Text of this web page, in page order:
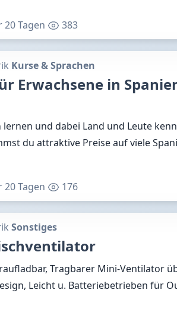
20 Tagen 383
Kurse & Sprachen
Erwachsene in
und dabei Land und Leute
du attraktive Preise auf viele
20 Tagen 176
Sonstiges
Tragbarer Mini-Ventilator
Leicht u. Batteriebetrieben für